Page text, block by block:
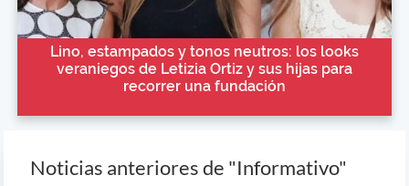
Lino, estampados y tonos neutros: los looks
veraniegos de Letizia Ortiz y sus hijas para
recorrer una fundación
Noticias anteriores de "Informativo"